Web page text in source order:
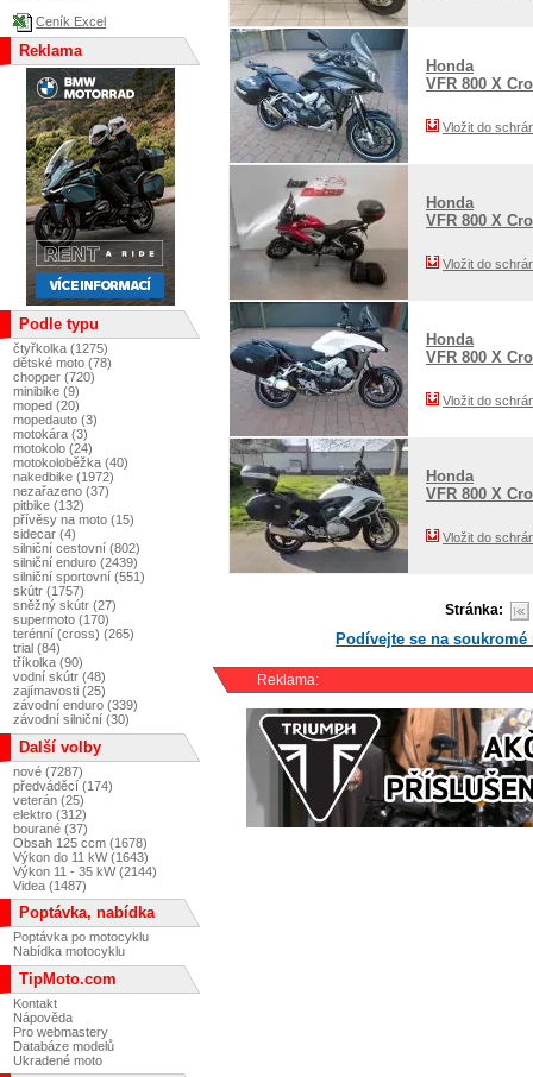
Honda
VFR 800 X
Vložit do
Honda
VFR 800 X
Vložit do
Honda
VFR 800 X
Vložit do
Honda
VFR 800 X
Vložit do
Stránka:
Podívejte se na
Reklama:
Ceník Excel
Reklama
Podle typu
čtyřkolka (1275)
dětské moto (78)
chopper (720)
minibike (9)
moped (20)
mopedauto (3)
motokára (3)
motokolo (24)
motokoloběžka (40)
nakedbike (1972)
nezařazeno (37)
pitbike (132)
přívěsy na moto (15)
sidecar (4)
silniční cestovní (802)
silniční enduro (2439)
silniční sportovní (551)
skútr (1757)
sněžný skútr (27)
supermoto (170)
terénní (cross) (265)
trial (84)
tříkolka (90)
vodní skútr (48)
zajímavosti (25)
závodní enduro (339)
závodní silniční (30)
Další volby
nové (7287)
předváděcí (174)
veterán (25)
elektro (312)
bourané (37)
Obsah 125 ccm (1678)
Výkon do 11 kW (1643)
Výkon 11 - 35 kW (2144)
Videa (1487)
Poptávka, nabídka
Poptávka po motocyklu
Nabídka motocyklu
TipMoto.com
Kontakt
Nápověda
Pro webmastery
Databáze modelů
Ukradené moto